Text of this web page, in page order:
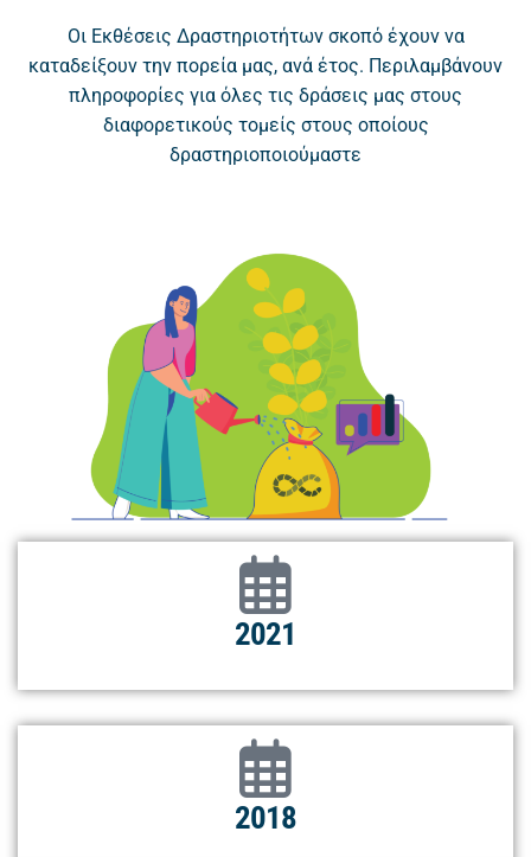
Οι Εκθέσεις Δραστηριοτήτων σκοπό έχουν να
καταδείξουν την πορεία μας, ανά έτος. Περιλαμβάνουν
πληροφορίες για όλες τις δράσεις μας στους
διαφορετικούς τομείς στους οποίους
δραστηριοποιούμαστε
2021
2018